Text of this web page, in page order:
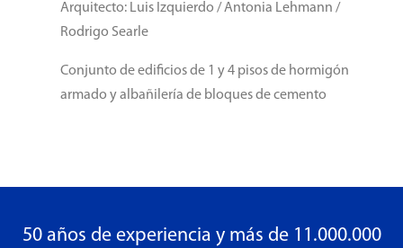
Arquitecto: Luis Izquierdo / Antonia Lehmann /
Rodrigo Searle
Conjunto de edificios de 1 y 4 pisos de hormigón
armado y albañilería de bloques de cemento
50 años de experiencia y más de 11.000.000